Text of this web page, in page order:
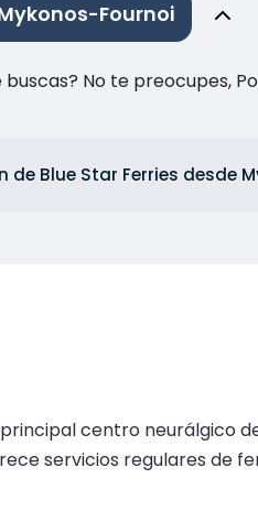
Fournoi
No te preocupes,
Blue Star Ferries desde
centro neurálgico
servicios regulares de